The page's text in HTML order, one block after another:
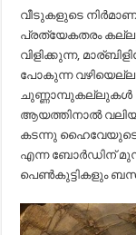
വീടുകളുടെ
പ്രത്യേകതരം
വിളിക്കുന്ന,
പോകുന്ന
ചുണ്ണാമ്പുകല്ലുകൾ
ആയത്തിനാൽ വലിയ
കടന്നു
എന്ന ബോർഡിന്
പെൺകുട്ടികളും